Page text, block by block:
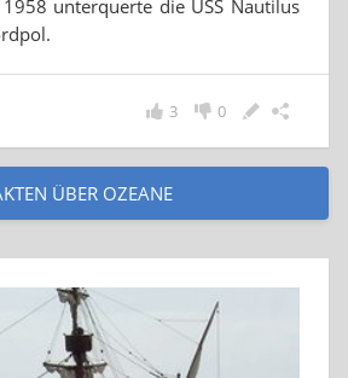
unterquerte die USS Nautilus
0
3
ÜBER OZEANE